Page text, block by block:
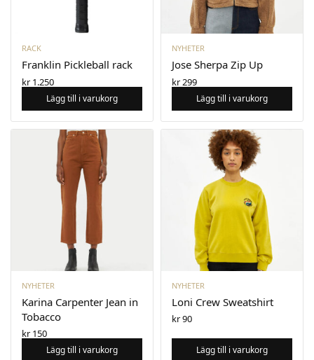
RACK
Franklin Pickleball rack
kr1.250
Lägg till i varukorg
NYHETER
Jose Sherpa Zip Up
kr299
Lägg till i varukorg
NYHETER
Karina Carpenter Jean in
Tobacco
kr150
Lägg till i varukorg
NYHETER
Loni Crew Sweatshirt
kr90
Lägg till i varukorg